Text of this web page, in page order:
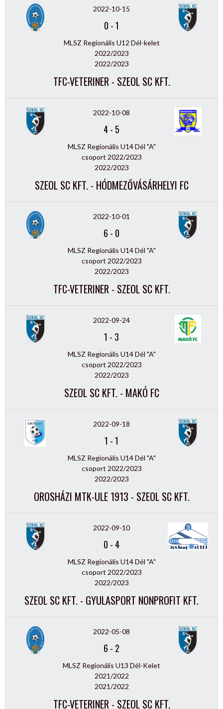
2022-10-15
0 -1
MLSZ Regionális U12 Dél-kelet
2022/2023
2022/2023
TFC-VETERINER - SZEOL SC KFT.
2022-10-08
4- 5
MLSZ Regionális U14 Dél "A"
csoport 2022/2023
2022/2023
SZEOL SC KFT. - HÓDMEZŐVÁSÁRHELYI FC
2022-10-01
6 - 0
MLSZ Regionális U14 Dél "A"
csoport 2022/2023
2022/2023
TFC-VETERINER - SZEOL SC KFT.
2022-09-24
1 - 3
MLSZ Regionális U14 Dél "A"
csoport 2022/2023
2022/2023
SZEOL SC KFT. - MAKÓ FC
2022-09-18
1 -1
MLSZ Regionális U14 Dél "A"
csoport 2022/2023
2022/2023
OROSHÁZI MTK-ULE 1913 - SZEOL SC KFT.
2022-09-10
0 - 4
MLSZ Regionális U14 Dél "A"
csoport 2022/2023
2022/2023
SZEOL SC KFT. - GYULASPORT NONPROFIT KFT.
2022-05-08
6 - 2
MLSZ Regionális U13 Dél-Kelet
2021/2022
2021/2022
TFC-VETERINER - SZEOL SC KFT.